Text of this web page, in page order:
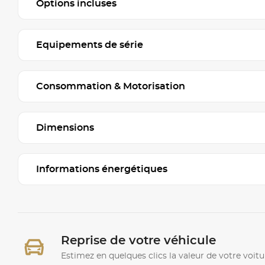
Options incluses
Equipements de série
Consommation & Motorisation
Dimensions
Informations énergétiques
Reprise de votre véhicule
Estimez en quelques clics la valeur de votre